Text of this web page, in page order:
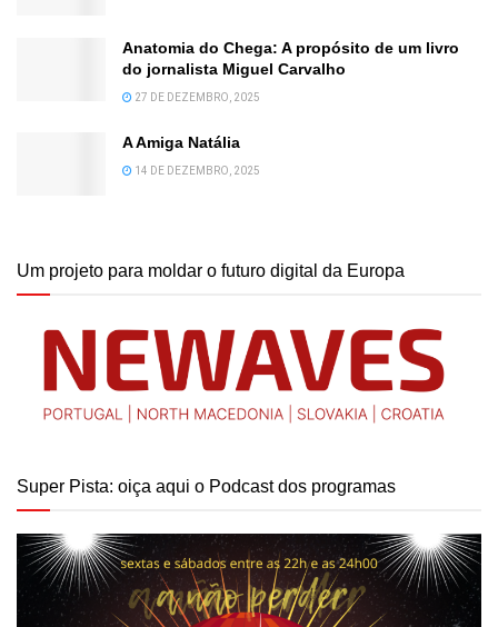
Anatomia do Chega: A propósito de um livro
do jornalista Miguel Carvalho
27 DE DEZEMBRO, 2025
A Amiga Natália
14 DE DEZEMBRO, 2025
Um projeto para moldar o futuro digital da Europa
Super Pista: oiça aqui o Podcast dos programas